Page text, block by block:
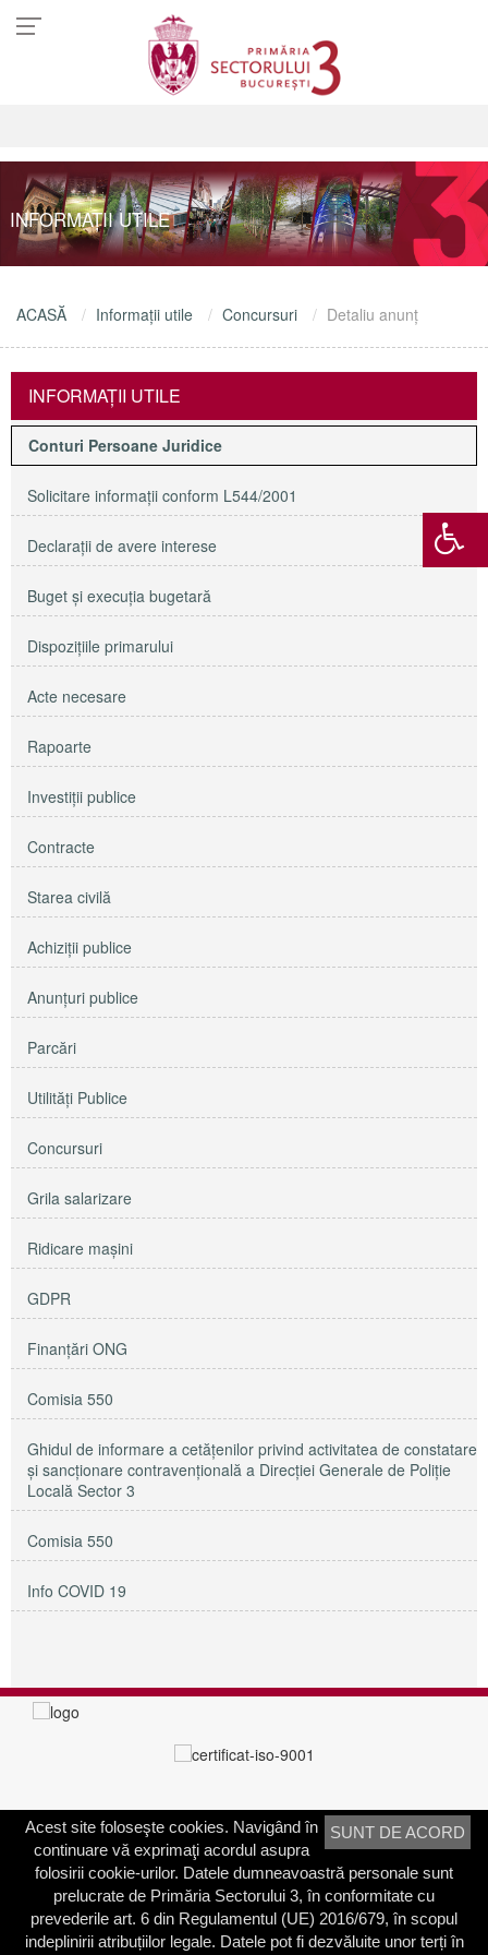
INFORMAŢII UTILE
ACASĂ Informaţii utile Concursuri Detaliu anunţ
INFORMAŢII UTILE
Conturi Persoane Juridice
Solicitare informaţii conform L544/2001
Declaraţii de avere interese
Buget şi execuţia bugetară
Dispoziţiile primarului
Acte necesare
Rapoarte
Investiţii publice
Contracte
Starea civilă
Achiziţii publice
Anunţuri publice
Parcări
Utilităţi Publice
Concursuri
Grila salarizare
Ridicare maşini
GDPR
Finanțări ONG
Comisia 550
Ghidul de informare a cetățenilor privind activitatea de constatare
și sancționare contravențională a Direcției Generale de Poliție
Locală Sector 3
Comisia 550
Info COVID 19
PRIMĂRIA SECTORULUI 3
Adresa:Calea Dudeşti nr. 191
Bucureşti, Sector 3, România
Contactați-ne
SUNT DE ACORD
Acest site foloseşte cookies. Navigând în
continuare vă exprimaţi acordul asupra
folosirii cookie-urilor. Datele dumneavoastră personale sunt
prelucrate de Primăria Sectorului 3, în conformitate cu
prevederile art. 6 din Regulamentul (UE) 2016/679, în scopul
indeplinirii atribuțiilor legale. Datele pot fi dezvăluite unor terți în